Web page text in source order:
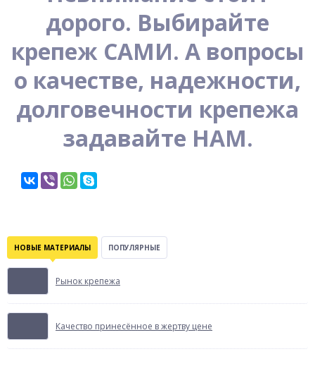
дорого. Выбирайте
крепеж САМИ. А вопросы
о качестве, надежности,
долговечности крепежа
задавайте НАМ.
НОВЫЕ МАТЕРИАЛЫ ПОПУЛЯРНЫЕ
Рынок крепежа
Качество принесённое в жертву цене